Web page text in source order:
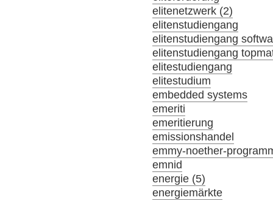
elitenetzwerk (2)
elitenstudiengang
elitenstudiengang
elitenstudiengang
elitestudiengang
elitestudium
embedded systems
emeriti
emeritierung
emissionshandel
emmy-noether-
emnid
energie (5)
energiemärkte